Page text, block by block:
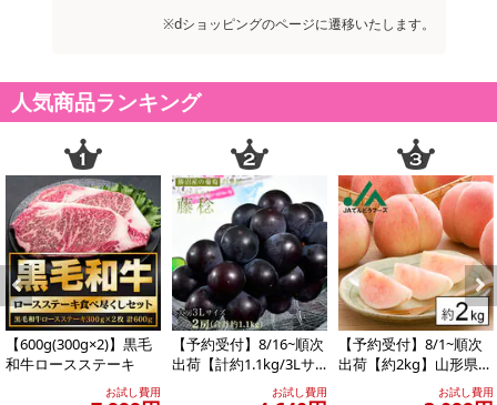
※お申込み後のキャンセルはお受けできません。
にご納得いただきましたうえでお申し込みください。
※パッケージ変更や商品リニューアル（成分など含む）等により、
る場合がございます。
また、[新たな加工食品の原料原産地表示制度]の経過措置期間の終
了により、商品詳細内に記載の原産国・原材料の表記が旧表記の場
合がございます。
あらかじめご了承いただいた上でお申込みください。なお、本理由
によるお申込み後のキャンセル・返品交換は対応いたしかねます。
【お支払いについて】
※お支払い方法は、電話料金合算払い、クレジットカード払い、dポ
イントがご利用いただけます。
※dショッピングのページに遷移いたします。
人気商品ランキング
Previous
【600g(300g×2)】黒毛
和牛ロースステーキ
お試し費用
【予約受付】8/16~順次
出荷【計約1.1kg/3Lサ
イズ×2房】藤稔（ふじ
お試し費用
【予約受付】8/1~順次
出荷【約2kg】山形県産
白桃(品種・玉数おまか
お試し費用
Next